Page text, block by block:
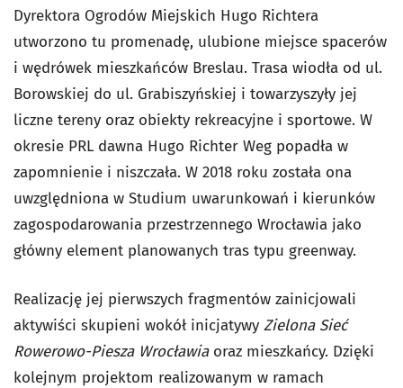
Dyrektora Ogrodów Miejskich Hugo Richtera
utworzono tu promenadę, ulubione miejsce spacerów
i wędrówek mieszkańców Breslau. Trasa wiodła od ul.
Borowskiej do ul. Grabiszyńskiej i towarzyszyły jej
liczne tereny oraz obiekty rekreacyjne i sportowe. W
okresie PRL dawna Hugo Richter Weg popadła w
zapomnienie i niszczała. W 2018 roku została ona
uwzględniona w Studium uwarunkowań i kierunków
zagospodarowania przestrzennego Wrocławia jako
główny element planowanych tras typu greenway.
Realizację jej pierwszych fragmentów zainicjowali
aktywiści skupieni wokół inicjatywy Zielona Sieć
Rowerowo-Piesza Wrocławiaoraz mieszkańcy. Dzięki
kolejnym projektom realizowanym w ramach